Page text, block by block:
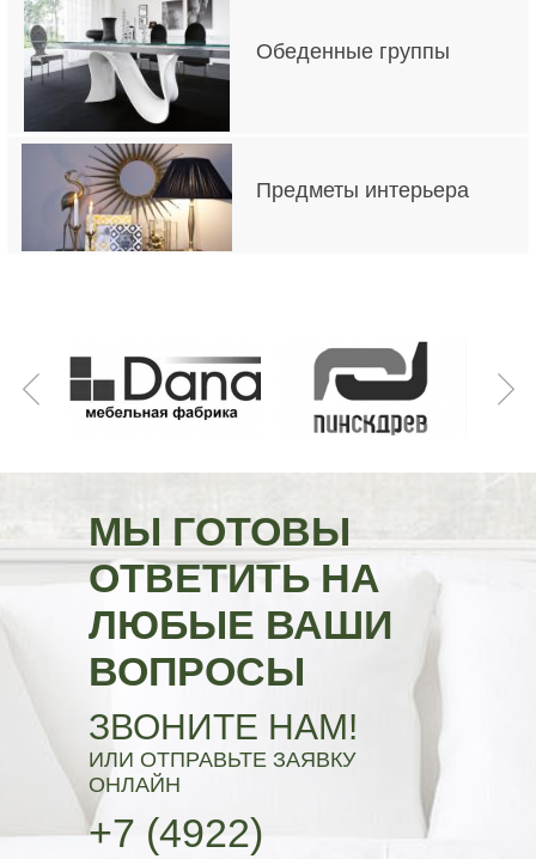
Обеденные группы
Предметы интерьера
МЫ ГОТОВЫ
ОТВЕТИТЬ НА
ЛЮБЫЕ ВАШИ
ВОПРОСЫ
ЗВОНИТЕ НАМ!
ИЛИ ОТПРАВЬТЕ ЗАЯВКУ
ОНЛАЙН
+7 (4922)